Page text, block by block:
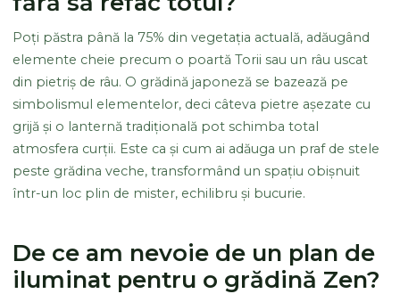
Poți păstra până la 75% din vegetația actuală, adăugând
elemente cheie precum o poartă Torii sau un râu uscat
din pietriș de râu. O grădină japoneză se bazează pe
simbolismul elementelor, deci câteva pietre așezate cu
grijă și o lanternă tradițională pot schimba total
atmosfera curții. Este ca și cum ai adăuga un praf de stele
peste grădina veche, transformând un spațiu obișnuit
într-un loc plin de mister, echilibru și bucurie.
De ce am nevoie de un plan de
iluminat pentru o grădină Zen?